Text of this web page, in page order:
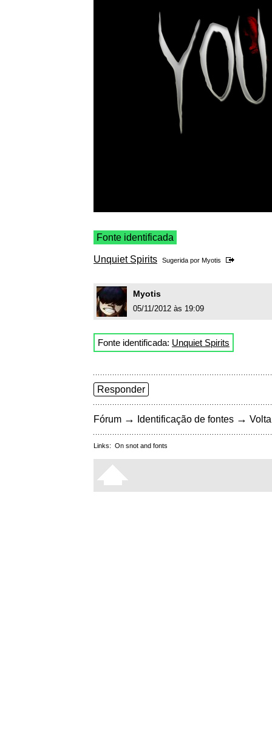
Fonte identificada
Unquiet Spirits Sugerida por Myotis
Myotis
05/11/2012 às 19:09
Fonte identificada: Unquiet Spirits
Responder
Fórum → Identificação de fontes →
Links: On snot and fonts